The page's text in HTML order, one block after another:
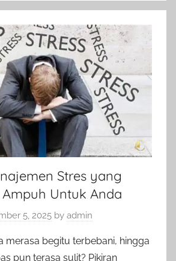
Stres yang
Untuk Anda
5, 2025 by admin
merasa begitu terbebani, hingga
pun terasa sulit? Pikiran